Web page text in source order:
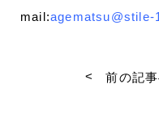
mail:agematsu@stile-
< 前の記